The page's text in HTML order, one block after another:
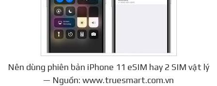
Nên dùng phiên bản iPhone 11 eSIM hay 2 SIM vật lý
— Nguồn: www.truesmart.com.vn